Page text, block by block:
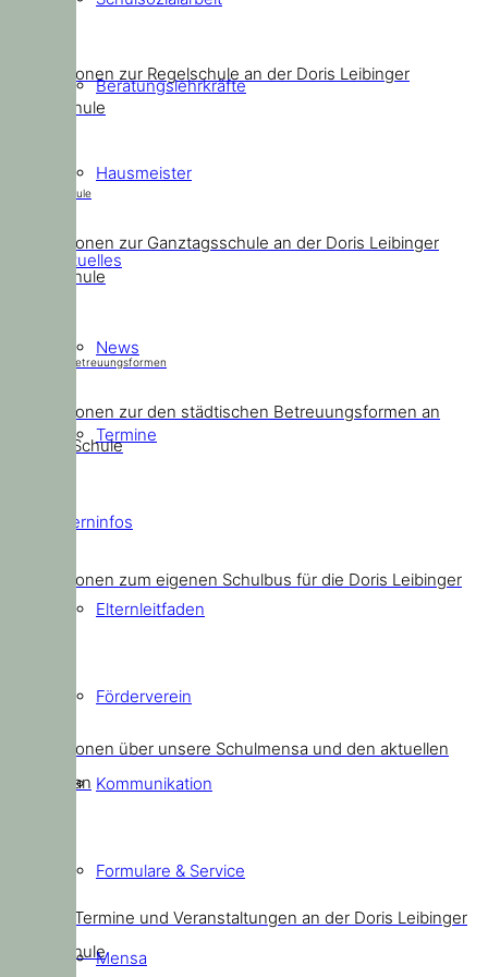
Beratungslehrkräfte
Hausmeister
Aktuelles
News
Termine
Elterninfos
Elternleitfaden
Förderverein
Kommunikation
Formulare & Service
Mensa
Informationen zur Regelschule an der Doris Leibinger
Grundschule
Ganztagsschule
Informationen zur Ganztagsschule an der Doris Leibinger
Grundschule
Städtische Betreuungsformen
Informationen zur den städtischen Betreuungsformen an
unserer Schule
Informationen zum eigenen Schulbus für die Doris Leibinger
Informationen über unsere Schulmensa und den aktuellen
Speiseplan
Aktuelle Termine und Veranstaltungen an der Doris Leibinger
Grundschule